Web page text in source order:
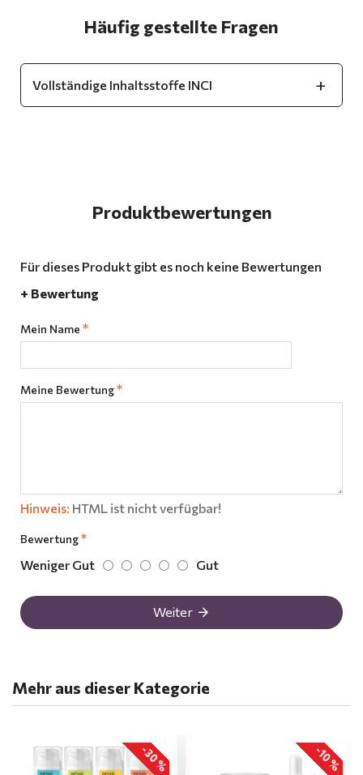
Häufig gestellte Fragen
Vollständige Inhaltsstoffe INCI
Produktbewertungen
Für dieses Produkt gibt es noch keine Bewertungen
+ Bewertung
Mein Name
Meine Bewertung
Hinweis: HTML ist nicht verfügbar!
Bewertung
Weniger Gut Gut
Weiter
Mehr aus dieser Kategorie
-30 % -10 %